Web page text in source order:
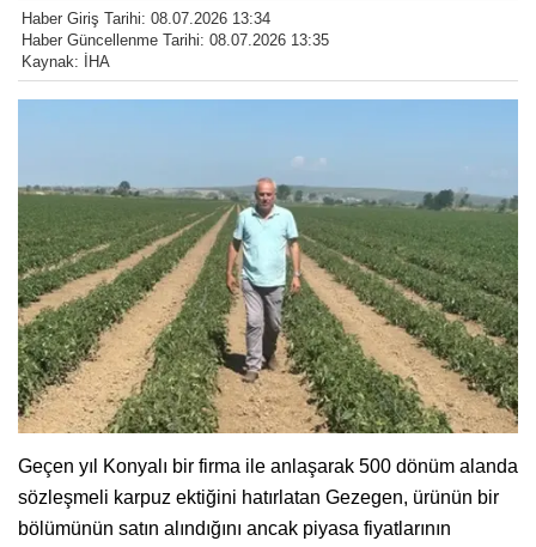
Haber Giriş Tarihi: 08.07.2026 13:34
Haber Güncellenme Tarihi: 08.07.2026 13:35
Kaynak: İHA
Geçen yıl Konyalı bir firma ile anlaşarak 500 dönüm alanda
sözleşmeli karpuz ektiğini hatırlatan Gezegen, ürünün bir
bölümünün satın alındığını ancak piyasa fiyatlarının